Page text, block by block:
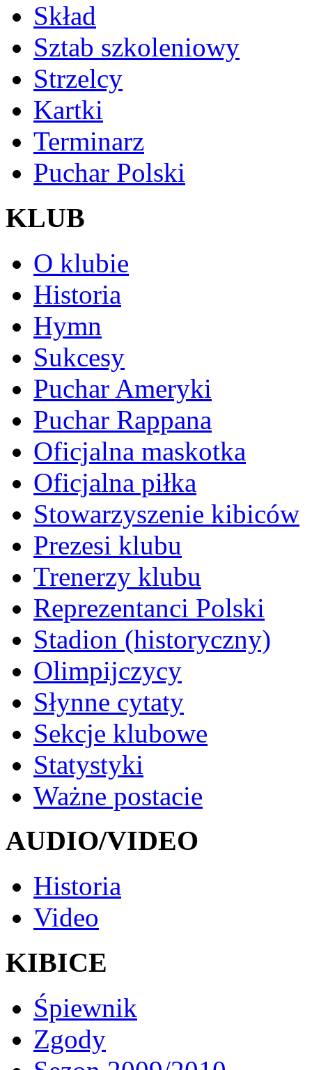
Skład
Sztab szkoleniowy
Strzelcy
Kartki
Terminarz
Puchar Polski
KLUB
O klubie
Historia
Hymn
Sukcesy
Puchar Ameryki
Puchar Rappana
Oficjalna maskotka
Oficjalna piłka
Stowarzyszenie kibiców
Prezesi klubu
Trenerzy klubu
Reprezentanci Polski
Stadion (historyczny)
Olimpijczycy
Słynne cytaty
Sekcje klubowe
Statystyki
Ważne postacie
AUDIO/VIDEO
Historia
Video
KIBICE
Śpiewnik
Zgody